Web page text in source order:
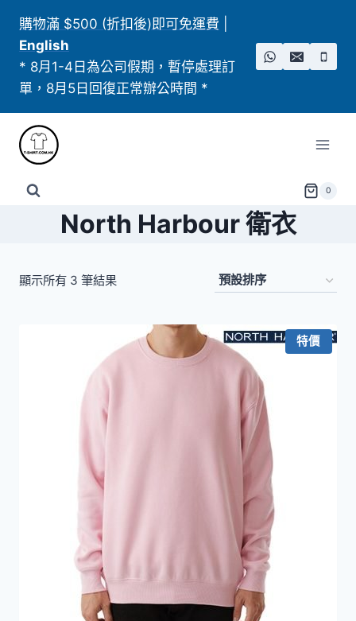
content
購物滿 $500 (折扣後)即可免運費
English
* 8月1-4日為公司假期，暫停處理訂
單，8月5日回復正常辦公時間 *
0
North Harbour 衛衣
顯示所有 3 筆結果
特價